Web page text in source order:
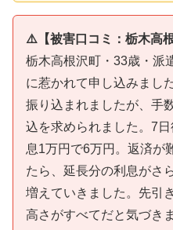
⚠️【被害口コミ：栃木高
栃木高根沢町・33歳・派
に惹かれて申し込みまし
振り込まれましたが、手
込を求められました。7
息1万円で6万円。返済が
たら、延長分の利息がさ
増えていきました。先引
高さがすべてだと気づき